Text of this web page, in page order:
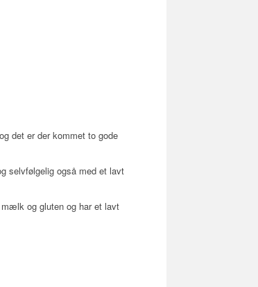
det er der kommet to gode
selvfølgelig også med et lavt
mælk og gluten og har et lavt